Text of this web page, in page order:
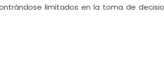
limitados en la toma de